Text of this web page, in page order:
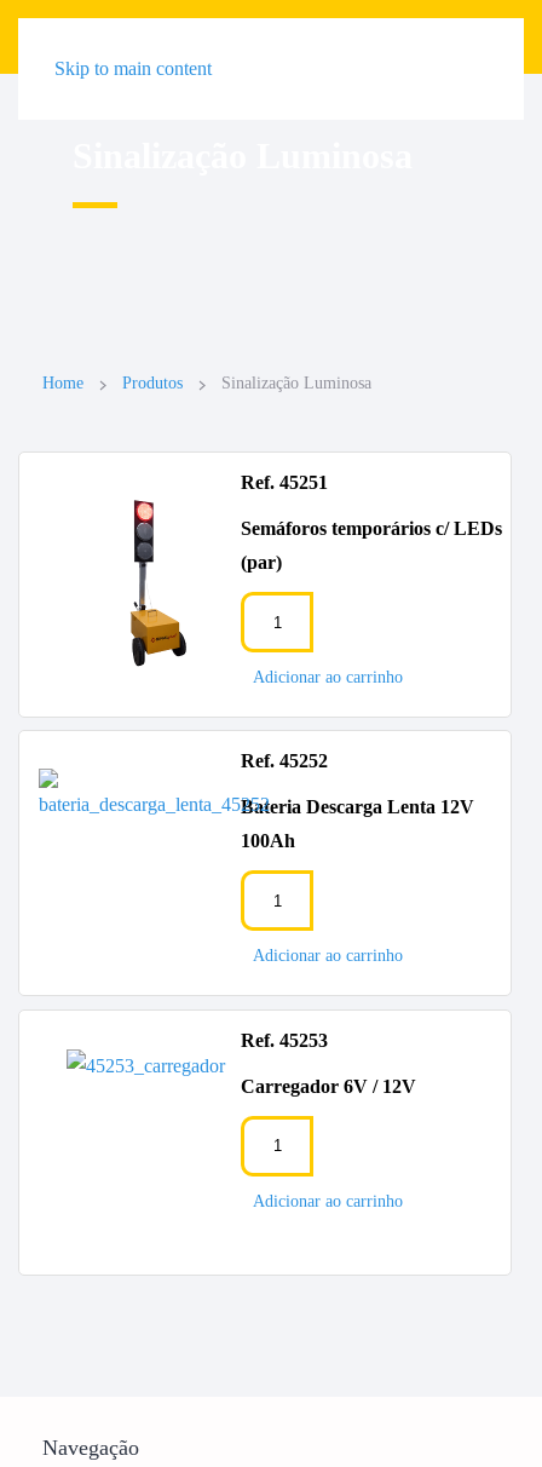
Skip to main content
Home Produtos Sinalização Luminosa
Ref. 45251
Semáforos temporários c/ LEDs
(par)
Adicionar ao carrinho
Ref. 45252
Bateria Descarga Lenta 12V
100Ah
Adicionar ao carrinho
Ref. 45253
Carregador 6V / 12V
Adicionar ao carrinho
Navegação